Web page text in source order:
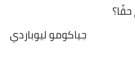
جياكومو ليوباردي